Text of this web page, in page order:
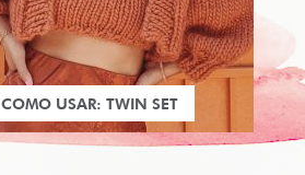
COMO USAR: TWIN SET